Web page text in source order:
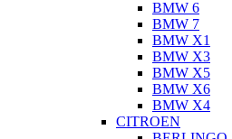
BMW 6
BMW 7
BMW X1
BMW X3
BMW X5
BMW X6
BMW X4
CITROEN